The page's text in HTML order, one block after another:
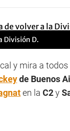
División D.
y mira a todos
de Buenos
en la C2y